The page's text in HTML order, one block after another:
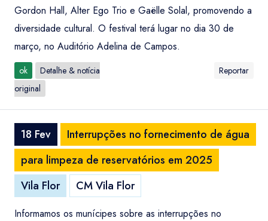
Gordon Hall, Alter Ego Trio e Gaëlle Solal, promovendo a
diversidade cultural. O festival terá lugar no dia 30 de
março, no Auditório Adelina de Campos.
ok
Detalhe & notícia
original
Reportar
18 Fev
Interrupções no fornecimento de água
para limpeza de reservatórios em 2025
Vila Flor
CM Vila Flor
Informamos os munícipes sobre as interrupções no